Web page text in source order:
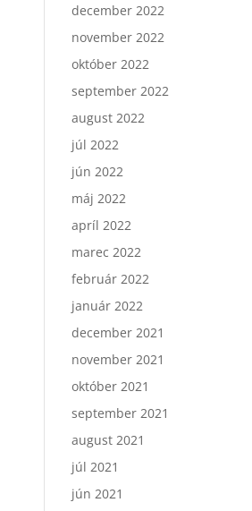
december 2022
november 2022
október 2022
september 2022
august 2022
júl 2022
jún 2022
máj 2022
apríl 2022
marec 2022
február 2022
január 2022
december 2021
november 2021
október 2021
september 2021
august 2021
júl 2021
jún 2021